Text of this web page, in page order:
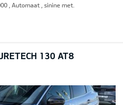
, Automaat , sinine met.
130 AT8